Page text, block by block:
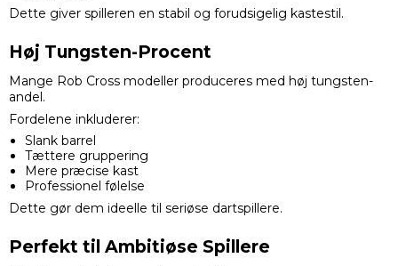
Dette giver spilleren en stabil og forudsigelig kastestil.
Høj Tungsten-Procent
Mange Rob Cross modeller produceres med høj tungsten-
andel.
Fordelene inkluderer:
Slank barrel
Tættere gruppering
Mere præcise kast
Professionel følelse
Dette gør dem ideelle til seriøse dartspillere.
Perfekt til Ambitiøse Spillere